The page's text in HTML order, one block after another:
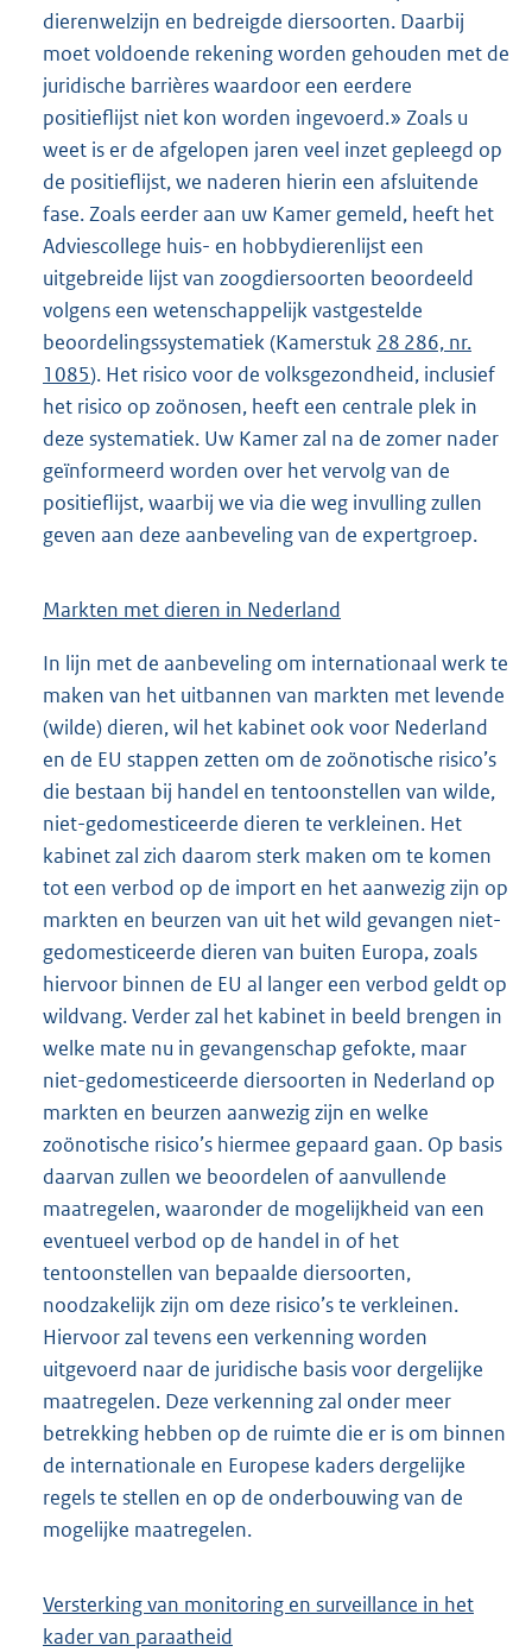
dierenwelzijn en bedreigde diersoorten. Daarbij
moet voldoende rekening worden gehouden met de
juridische barrières waardoor een eerdere
positieflijst niet kon worden ingevoerd.» Zoals u
weet is er de afgelopen jaren veel inzet gepleegd op
de positieflijst, we naderen hierin een afsluitende
fase. Zoals eerder aan uw Kamer gemeld, heeft het
Adviescollege huis- en hobbydierenlijst een
uitgebreide lijst van zoogdiersoorten beoordeeld
volgens een wetenschappelijk vastgestelde
beoordelingssystematiek (Kamerstuk 28 286, nr.
1085). Het risico voor de volksgezondheid, inclusief
het risico op zoönosen, heeft een centrale plek in
deze systematiek. Uw Kamer zal na de zomer nader
geïnformeerd worden over het vervolg van de
positieflijst, waarbij we via die weg invulling zullen
geven aan deze aanbeveling van de expertgroep.
Markten met dieren in Nederland
In lijn met de aanbeveling om internationaal werk te
maken van het uitbannen van markten met levende
(wilde) dieren, wil het kabinet ook voor Nederland
en de EU stappen zetten om de zoönotische risico’s
die bestaan bij handel en tentoonstellen van wilde,
niet-gedomesticeerde dieren te verkleinen. Het
kabinet zal zich daarom sterk maken om te komen
tot een verbod op de import en het aanwezig zijn op
markten en beurzen van uit het wild gevangen niet-
gedomesticeerde dieren van buiten Europa, zoals
hiervoor binnen de EU al langer een verbod geldt op
wildvang. Verder zal het kabinet in beeld brengen in
welke mate nu in gevangenschap gefokte, maar
niet-gedomesticeerde diersoorten in Nederland op
markten en beurzen aanwezig zijn en welke
zoönotische risico’s hiermee gepaard gaan. Op basis
daarvan zullen we beoordelen of aanvullende
maatregelen, waaronder de mogelijkheid van een
eventueel verbod op de handel in of het
tentoonstellen van bepaalde diersoorten,
noodzakelijk zijn om deze risico’s te verkleinen.
Hiervoor zal tevens een verkenning worden
uitgevoerd naar de juridische basis voor dergelijke
maatregelen. Deze verkenning zal onder meer
betrekking hebben op de ruimte die er is om binnen
de internationale en Europese kaders dergelijke
regels te stellen en op de onderbouwing van de
mogelijke maatregelen.
Versterking van monitoring en surveillance in het
kader van paraatheid